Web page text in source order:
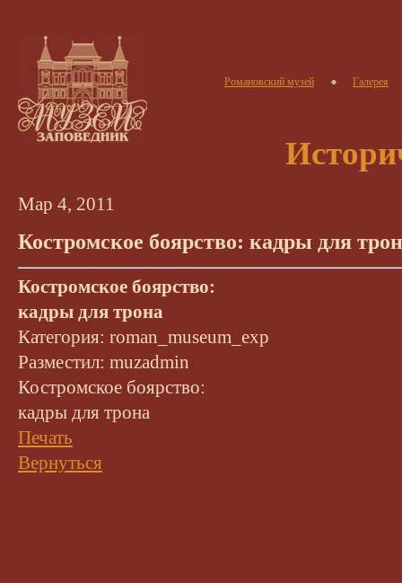
Романовский музей Галерея
Мар 4, 2011
Костромское боярство: кадры для
Костромское боярство:
кадры для трона
Категория: roman_museum_exp
Разместил: muzadmin
Костромское боярство:
кадры для трона
Печать
Вернуться